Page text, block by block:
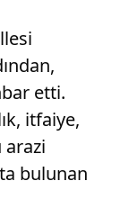
etti.
itfaiye,
arazi
bulunan